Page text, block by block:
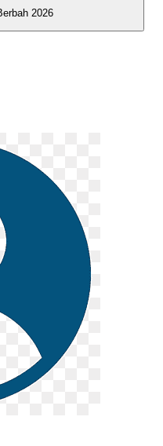
2026